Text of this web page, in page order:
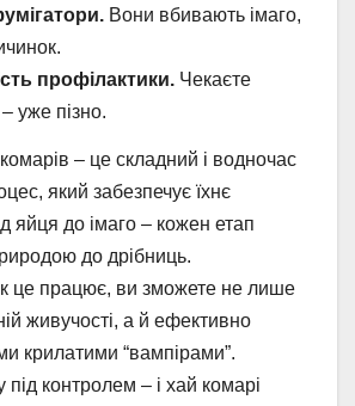
Вони вбивають імаго,
профілактики. Чекаєте
уже пізно.
– це складний і водночас
який забезпечує їхнє
яйця до імаго – кожен етап
до дрібниць.
це працює, ви зможете не лише
живучості, а й ефективно
крилатими “вампірами”.
контролем – і хай комарі